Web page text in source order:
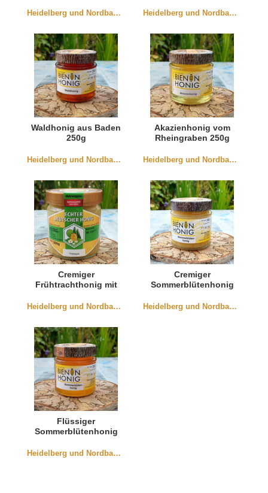
Heidelberg und Nordbaden Heidelberg und Nordbaden
Waldhonig aus Baden
250g
Heidelberg und Nordbaden
Akazienhonig vom
Rheingraben 250g
Heidelberg und Nordbaden
Cremiger
Frühtrachthonig mit
Bischweier
Heidelberg und Nordbaden
Cremiger
Sommerblütenhonig
250g
Heidelberg und Nordbaden
Flüssiger
Sommerblütenhonig
250g
Heidelberg und Nordbaden